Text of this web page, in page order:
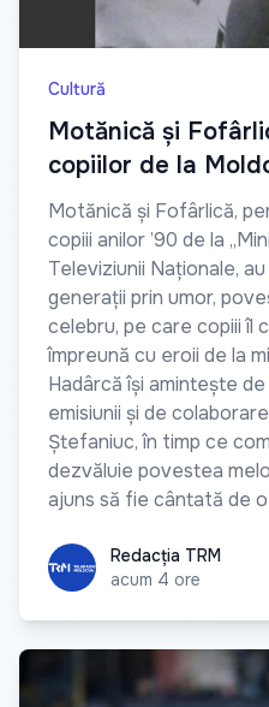
Cultură
Motănică și
copiilor de la
Motănică și Fofârlică,
copiii anilor ’90 de la
Televiziunii Naționale,
generații prin umor,
celebru, pe care copiii îl
împreună cu eroii de la
Hadârcă își amintește
emisiunii și de
Ștefaniuc, în timp ce
dezvăluie povestea
ajuns să fie cântată de
Redacția TRM
Redacția TRM
acum 4 ore